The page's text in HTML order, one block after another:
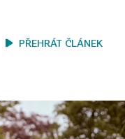
PŘEHRÁT ČLÁNEK